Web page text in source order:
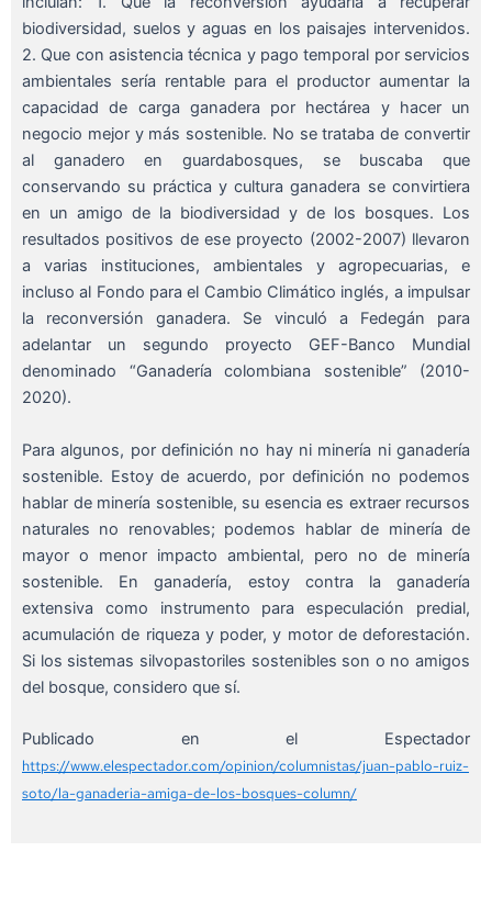
biodiversidad, suelos y aguas en los paisajes intervenidos.
2. Que con asistencia técnica y pago temporal por servicios
ambientales sería rentable para el productor aumentar la
capacidad de carga ganadera por hectárea y hacer un
negocio mejor y más sostenible. No se trataba de convertir
al ganadero en guardabosques, se buscaba que
conservando su práctica y cultura ganadera se convirtiera
en un amigo de la biodiversidad y de los bosques. Los
resultados positivos de ese proyecto (2002-2007) llevaron
a varias instituciones, ambientales y agropecuarias, e
incluso al Fondo para el Cambio Climático inglés, a impulsar
la reconversión ganadera. Se vinculó a Fedegán para
adelantar un segundo proyecto GEF-Banco Mundial
denominado “Ganadería colombiana sostenible” (2010-
2020).
Para algunos, por definición no hay ni minería ni ganadería
sostenible. Estoy de acuerdo, por definición no podemos
hablar de minería sostenible, su esencia es extraer recursos
naturales no renovables; podemos hablar de minería de
mayor o menor impacto ambiental, pero no de minería
sostenible. En ganadería, estoy contra la ganadería
extensiva como instrumento para especulación predial,
acumulación de riqueza y poder, y motor de deforestación.
Si los sistemas silvopastoriles sostenibles son o no amigos
del bosque, considero que sí.
Publicado en el Espectador
https://www.elespectador.com/opinion/columnistas/juan-pablo-ruiz-
soto/la-ganaderia-amiga-de-los-bosques-column/